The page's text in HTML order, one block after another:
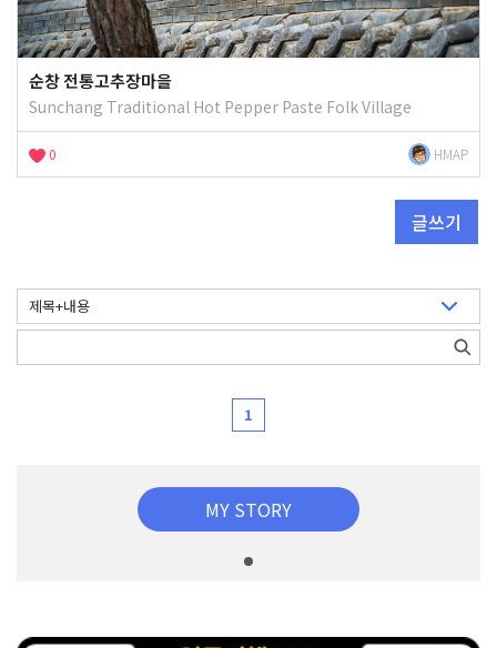
순창 전통고추장마을
Sunchang Traditional Hot Pepper Paste Folk Village
0 HMAP
글쓰기
1
MY STORY